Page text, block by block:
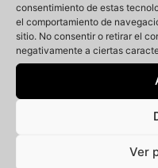
consentimiento de estas
el comportamiento de
sitio. No consentir o retirar el
negativamente a ciertas
Ver